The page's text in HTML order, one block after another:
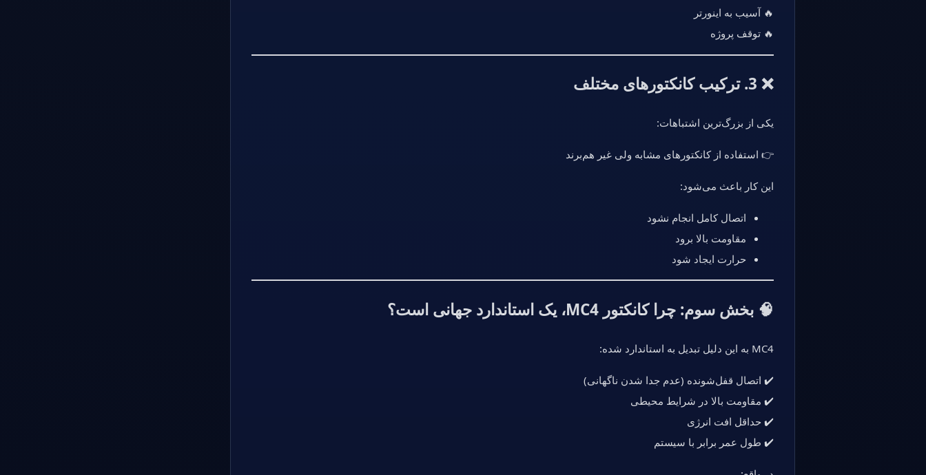
🔥 آسیب به اینورتر
🔥 توقف پروژه
❌ 3. ترکیب کانکتورهای مختلف
یکی از بزرگ‌ترین اشتباهات:
👉 استفاده از کانکتورهای مشابه ولی غیر هم‌برند
این کار باعث می‌شود:
اتصال کامل انجام نشود
مقاومت بالا برود
حرارت ایجاد شود
🧠 بخش سوم: چرا کانکتور MC4، یک استاندارد جهانی است؟
MC4 به این دلیل تبدیل به استاندارد شده:
✔️ اتصال قفل‌شونده (عدم جدا شدن ناگهانی)
✔️ مقاومت بالا در شرایط محیطی
✔️ حداقل افت انرژی
✔️ طول عمر برابر با سیستم